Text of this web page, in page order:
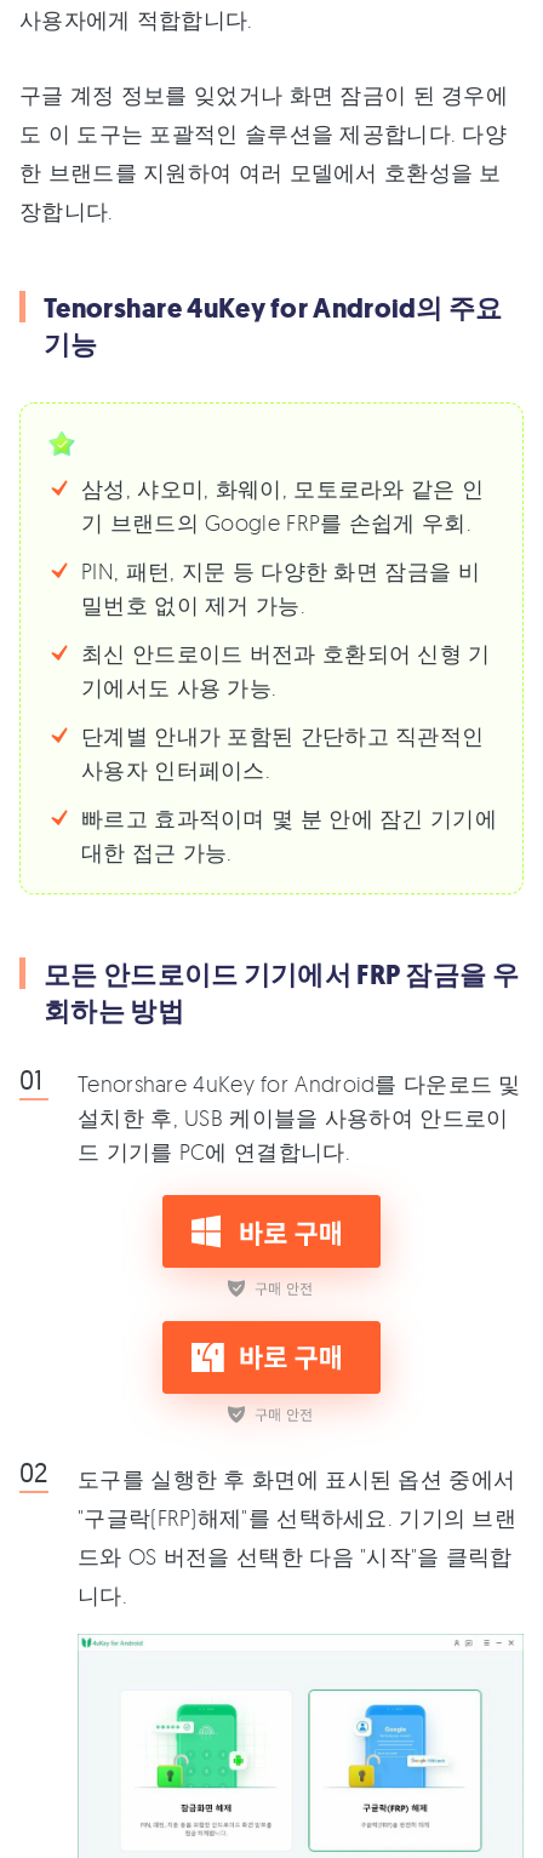
사용자에게 적합합니다.
구글 계정 정보를 잊었거나 화면 잠금이 된 경우에
도 이 도구는 포괄적인 솔루션을 제공합니다. 다양
한 브랜드를 지원하여 여러 모델에서 호환성을 보
장합니다.
Tenorshare 4uKey for Android의 주요
기능
삼성, 샤오미, 화웨이, 모토로라와 같은 인
기 브랜드의 Google FRP를 손쉽게 우회.
PIN, 패턴, 지문 등 다양한 화면 잠금을 비
밀번호 없이 제거 가능.
최신 안드로이드 버전과 호환되어 신형 기
기에서도 사용 가능.
단계별 안내가 포함된 간단하고 직관적인
사용자 인터페이스.
빠르고 효과적이며 몇 분 안에 잠긴 기기에
대한 접근 가능.
모든 안드로이드 기기에서 FRP 잠금을 우
회하는 방법
Tenorshare 4uKey for Android를 다운로드 및
설치한 후, USB 케이블을 사용하여 안드로이
드 기기를 PC에 연결합니다.
도구를 실행한 후 화면에 표시된 옵션 중에서
"구글락(FRP)해제"를 선택하세요. 기기의 브랜
드와 OS 버전을 선택한 다음 "시작"을 클릭합
니다.